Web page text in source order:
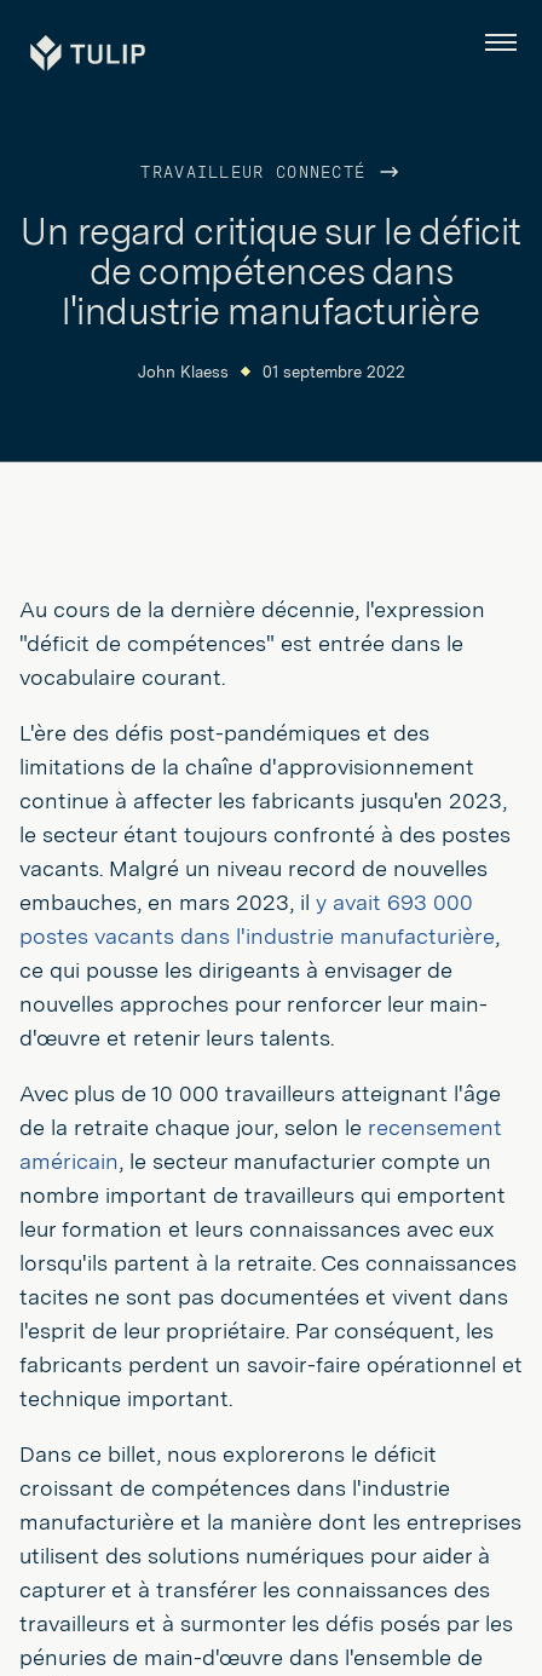
Tulip Menu
TRAVAILLEUR CONNECTÉ
Un regard critique sur le déficit
de compétences dans
l'industrie manufacturière
John Klaess 01 septembre 2022
Au cours de la dernière décennie, l'expression
"déficit de compétences" est entrée dans le
vocabulaire courant.
L'ère des défis post-pandémiques et des
limitations de la chaîne d'approvisionnement
continue à affecter les fabricants jusqu'en 2023,
le secteur étant toujours confronté à des postes
vacants. Malgré un niveau record de nouvelles
embauches, en mars 2023, il y avait 693 000
postes vacants dans l'industrie manufacturière,
ce qui pousse les dirigeants à envisager de
nouvelles approches pour renforcer leur main-
d'œuvre et retenir leurs talents.
Avec plus de 10 000 travailleurs atteignant l'âge
de la retraite chaque jour, selon le recensement
américain, le secteur manufacturier compte un
nombre important de travailleurs qui emportent
leur formation et leurs connaissances avec eux
lorsqu'ils partent à la retraite. Ces connaissances
tacites ne sont pas documentées et vivent dans
l'esprit de leur propriétaire. Par conséquent, les
fabricants perdent un savoir-faire opérationnel et
technique important.
Dans ce billet, nous explorerons le déficit
croissant de compétences dans l'industrie
manufacturière et la manière dont les entreprises
utilisent des solutions numériques pour aider à
capturer et à transférer les connaissances des
travailleurs et à surmonter les défis posés par les
pénuries de main-d'œuvre dans l'ensemble de